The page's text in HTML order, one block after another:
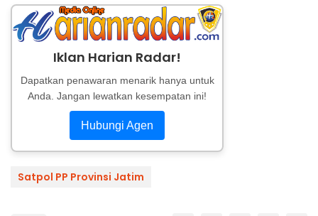
Iklan Harian Radar!
Dapatkan penawaran menarik hanya untuk
Anda. Jangan lewatkan kesempatan ini!
Hubungi Agen
Satpol PP Provinsi Jatim